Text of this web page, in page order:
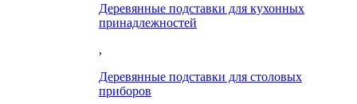
Деревянные подставки для кухонных
принадлежностей
,
Деревянные подставки для столовых
приборов